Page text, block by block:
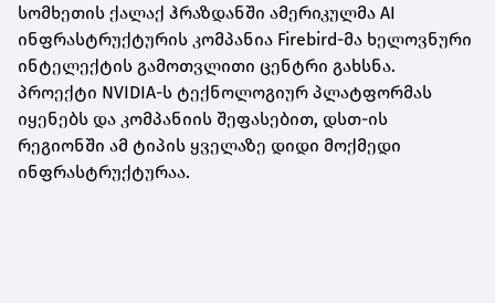
სომხეთის ქალაქ ჰრაზდანში ამერიკულმა AI
ინფრასტრუქტურის კომპანია Firebird-მა ხელოვნური
ინტელექტის გამოთვლითი ცენტრი გახსნა.
პროექტი NVIDIA-ს ტექნოლოგიურ პლატფორმას
იყენებს და კომპანიის შეფასებით, დსთ-ის
რეგიონში ამ ტიპის ყველაზე დიდი მოქმედი
ინფრასტრუქტურაა.